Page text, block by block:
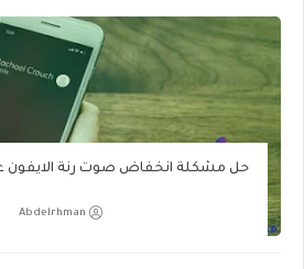
حل مشكلة انخفاض صوت رنة الايفون
Abdelrhman